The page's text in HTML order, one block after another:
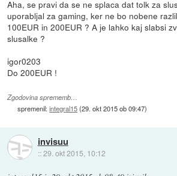
Aha, se pravi da se ne splaca dat tolk za
uporabljal za gaming, ker ne bo nobene
100EUR in 200EUR ? A je lahko kaj slabsi
slusalke ?
igor0203
Do 200EUR !
Zgodovina sprememb…
spremenil:integral15(29. okt 2015 ob 09:47)
invisuu
::29. okt 2015, 10:12